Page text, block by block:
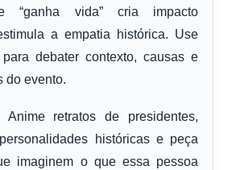
“ganha vida” cria impacto
a empatia histórica. Use
debater contexto, causas e
do evento.
Anime retratos de presidentes,
históricas e peça
imaginem o que essa pessoa